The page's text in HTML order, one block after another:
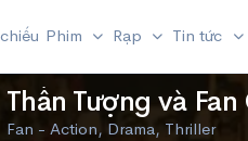
Phim Rạp Tin tức
Thần Tượng và
Fan - Action, Drama, Thriller